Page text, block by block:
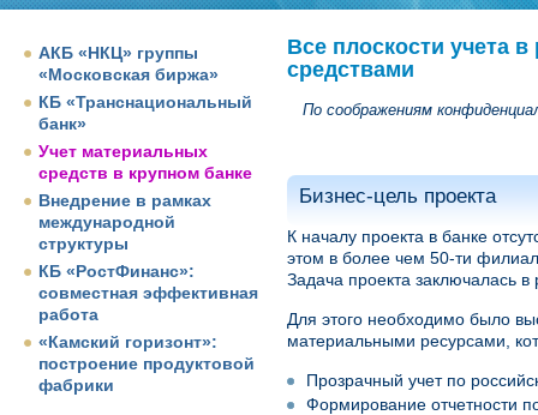
АКБ «НКЦ» группы
«Московская биржа»
КБ «Транснациональный
банк»
Учет материальных
средств в крупном банке
Внедрение в рамках
международной
структуры
КБ «РостФинанс»:
совместная эффективная
работа
«Камский горизонт»:
построение продуктовой
фабрики
Все плоскости учета
средствами
По соображениям
Бизнес-цель проекта
К началу проекта в банке
этом в более чем 50-ти
Задача проекта заключалась
Для этого необходимо было
материальными ресурсами,
Прозрачный учет по
Формирование отчетности